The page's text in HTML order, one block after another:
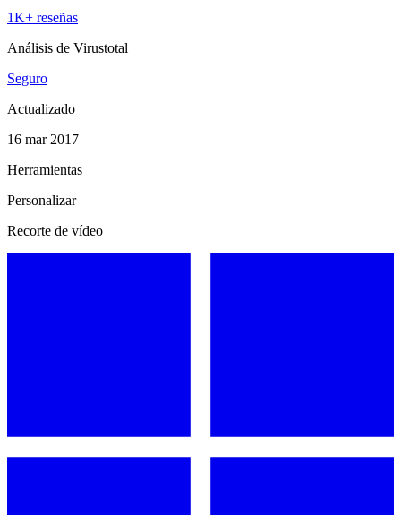
1K+ reseñas
Análisis de Virustotal
Seguro
Actualizado
16 mar 2017
Herramientas
Personalizar
Recorte de vídeo